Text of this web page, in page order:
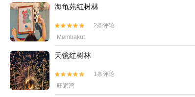
海龟苑红树林


2条评论
Membakut
天镜红树林


1条评论
旺家湾